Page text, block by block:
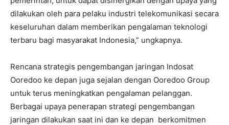
dilakukan oleh para pelaku industri telekomunikasi secara
keseluruhan dalam memberikan pengalaman teknologi
terbaru bagi masyarakat Indonesia,” ungkapnya.
Rencana strategis pengembangan jaringan Indosat
Ooredoo ke depan juga sejalan dengan Ooredoo Group
untuk terus meningkatkan pengalaman pelanggan.
Berbagai upaya penerapan strategi pengembangan
jaringan dilakukan saat ini dan ke depan berkomitmen